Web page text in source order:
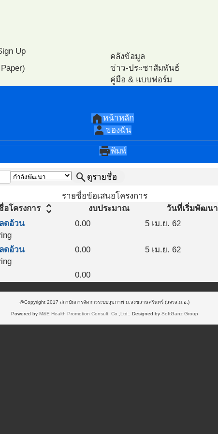
Up
คลังข้อมูล
ข่าว-ประชาสัมพันธ์
คู่มือ & แบบฟอร์ม
แนะนำเอกสาร PA
แนะนำวีดีโอ PA
โครงการ ตัวอย่าง
โปรแกรมทดสอบสมรรถนะ สสส
home หน้าหลัก
person ของฉัน
printพิมพ์
search ดูรายชื่อ
รายชื่อข้อเสนอโครงการ
อโครงการ unfold_more งบประมาณ วันที่เริ่มพัฒนา
ดอ้วน
0.00 5 เม.ย. 62
ดอ้วน
0.00 5 เม.ย. 62
0.00
@Copyright 2017 สถาบันการจัดการระบบสุขภาพ ม.สงขลานครินทร์ (สจรส.ม.อ.)
Powered by M&E Health Promotion Consult, Co.,Ltd. . Designed by SoftGanz Group